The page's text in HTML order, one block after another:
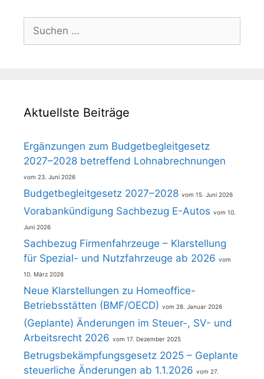
Suchen
nach:
Aktuellste Beiträge
Ergänzungen zum Budgetbegleitgesetz
2027–2028 betreffend Lohnabrechnungen
23. Juni 2026
Budgetbegleitgesetz 2027–2028 15. Juni 2026
Vorabankündigung Sachbezug E-Autos 10.
Juni 2026
Sachbezug Firmenfahrzeuge – Klarstellung
für Spezial- und Nutzfahrzeuge ab 2026
10. März 2026
Neue Klarstellungen zu Homeoffice-
Betriebsstätten (BMF/OECD)
28. Januar 2026
(Geplante) Änderungen im Steuer-, SV- und
Arbeitsrecht 2026
17. Dezember 2025
Betrugsbekämpfungsgesetz 2025 – Geplante
steuerliche Änderungen ab 1.1.2026
27.